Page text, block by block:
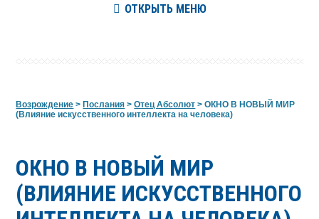
ОТКРЫТЬ МЕНЮ
Возрождение >Послания >Отец Абсолют >ОКНО В НОВЫЙ МИР
(Влияние искусственного интеллекта на человека)
ОКНО В НОВЫЙ МИР
(ВЛИЯНИЕ ИСКУССТВЕННОГО